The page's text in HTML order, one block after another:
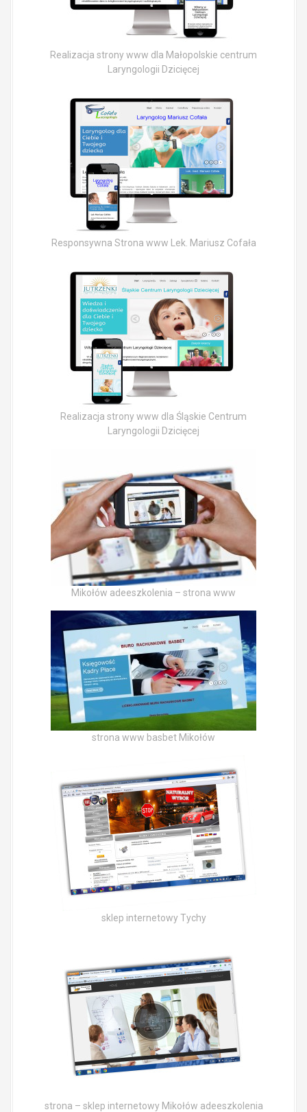
Realizacja strony www dla Małopolskie centrum
Laryngologii Dzicięcej
Responsywna Strona www Lek. Mariusz Cofała
Realizacja strony www dla Śląskie Centrum
Laryngologii Dzicięcej
Mikołów adeeszkolenia – strona www
strona www basbet Mikołów
sklep internetowy Tychy
strona – sklep internetowy Mikołów adeeszkolenia